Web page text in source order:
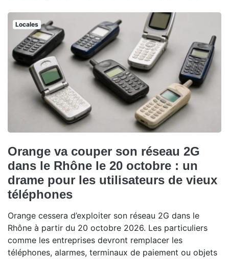
Locales
Orange va couper son réseau 2G
dans le Rhône le 20 octobre : un
drame pour les utilisateurs de vieux
téléphones
Orange cessera d’exploiter son réseau 2G dans le
Rhône à partir du 20 octobre 2026. Les particuliers
comme les entreprises devront remplacer les
téléphones, alarmes, terminaux de paiement ou objets